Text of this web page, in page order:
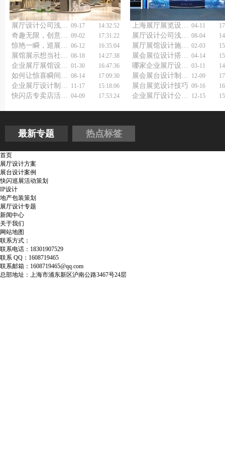
展厅设计公司浅谈民宿设计 09-17 14:32:52 上海展厅展览设计公司如何打造独一无二的展示体验？ 04-11
奇趣无限，创意快闪店设计策划引领城市新风尚 09-02 17:31:22 展厅设计公司浅析民宿酒店设计要点 08-04
惊艳一瞬，巡展快闪店设计公司有何秘诀？ 06-12 16:35:04 展厅展馆设计施工如何做好？ 02-03
展馆展示想当社交媒体顶流？展会活动策划公司：这题我会！ 08-18 14:27:38 展会展位设计搭建布置如何做好？ 04-14
企业展厅展馆设计公司：如何用设计诠释企业灵魂？ 01-30 16:47:36 哪家企业展厅设计制作公司能让品牌形象一战出圈？ 03-11
如何让惊喜瞬间引爆城市?快闪店活动策划公司来揭秘! 08-14 17:09:30 展会展台设计制作搭建怎样让品牌故事活起来？ 12-09
企业展厅设计制作公司怎样开拓客户？试试这四条野路子！ 11-17 15:18:06 展台展览设计技巧 09-16
快闪店专卖店活动策划怎样吸引眼球？ 04-09 17:53:24 企业展厅设计公司浅谈党建展厅设计 12-15
最新专题 热点标签
首页
展厅设计方案
展台设计案例
快闪巡展活动策划
IP设计
地产包装策划
展厅设计专题
新闻中心
关于我们
网站地图
联系方式：
联系电话：18301907529
联系 QQ：1608719465
联系邮箱：1608719465@qq.com
总部地址：上海市浦东新区沪南公路3467号24层